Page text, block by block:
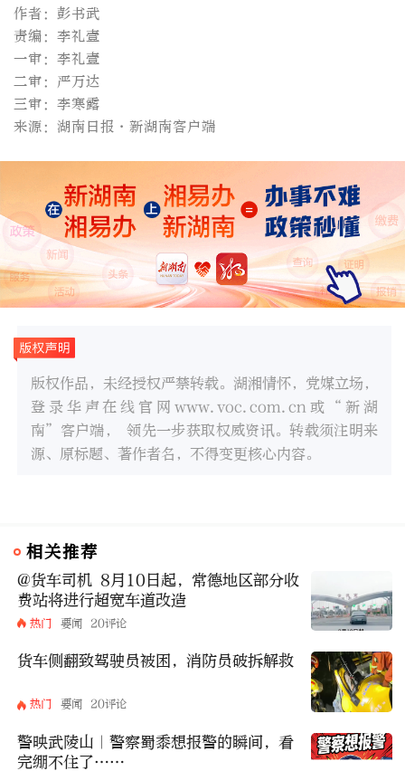
作者：彭书武
责编：李礼壹
一审：李礼壹
二审：严万达
三审：李寒露
来源：湖南日报·新湖南客户端
版权作品，未经授权严禁转载。湖湘情怀，党媒立场，
登录华声在线官网www.voc.com.cn或“新湖
南”客户端， 领先一步获取权威资讯。转载须注明来
源、原标题、著作者名，不得变更核心内容。
相关推荐
@货车司机 8月10日起，常德地区部分收
费站将进行超宽车道改造
热门 要闻 20评论
货车侧翻致驾驶员被困，消防员破拆解救
热门 要闻 20评论
警映武陵山｜警察蜀黍想报警的瞬间，看
完绷不住了……